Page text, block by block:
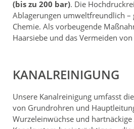
(bis zu 200 bar). Die
Ablagerungen umweltfreundlich –
Chemie. Als vorbeugende
Haarsiebe und das Vermeiden
KANALREINIGUNG
Unsere Kanalreinigung umfasst
von Grundrohren und
Wurzeleinwüchse und